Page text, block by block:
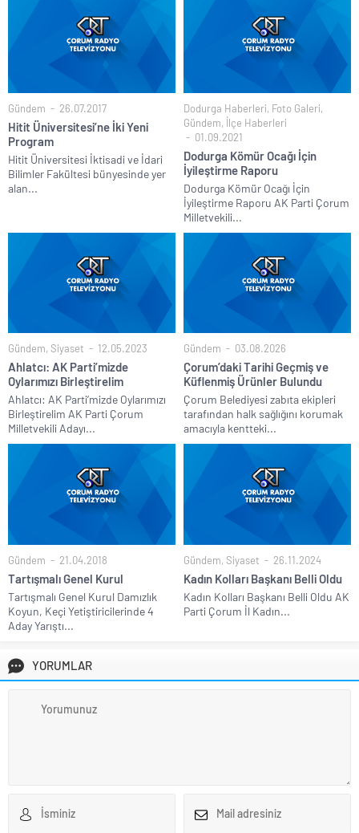
Gündem 26.07.2017
Hitit Üniversitesi’ne İki Yeni
Program
Hitit Üniversitesi İktisadi ve İdari
Bilimler Fakültesi bünyesinde yer
alan...
Dodurga Haberleri, Foto Galeri,
Gündem, İlçe Haberleri
01.09.2021
Dodurga Kömür Ocağı İçin
İyileştirme Raporu
Dodurga Kömür Ocağı İçin
İyileştirme Raporu AK Parti Çorum
Milletvekili...
Gündem, Siyaset 12.05.2023
Ahlatcı: AK Parti’mizde
Oylarımızı Birleştirelim
Ahlatcı: AK Parti’mizde Oylarımızı
Birleştirelim AK Parti Çorum
Milletvekili Adayı...
Gündem 03.08.2026
Çorum’daki Tarihi Geçmiş ve
Küflenmiş Ürünler Bulundu
Çorum Belediyesi zabıta ekipleri
tarafından halk sağlığını korumak
amacıyla kentteki...
Gündem 21.04.2018
Tartışmalı Genel Kurul
Tartışmalı Genel Kurul Damızlık
Koyun, Keçi Yetiştiricilerinde 4
Aday Yarıştı...
Gündem, Siyaset 26.11.2024
Kadın Kolları Başkanı Belli Oldu
Kadın Kolları Başkanı Belli Oldu AK
Parti Çorum İl Kadın...
YORUMLAR